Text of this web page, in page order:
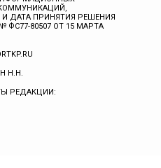
ДАТА ПРИНЯТИЯ РЕШЕНИЯ
ФС77-80507 ОТ 15 МАРТА
Н.Н.
РЕДАКЦИИ: